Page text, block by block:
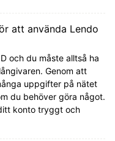
att använda Lendo
och du måste alltså ha
Genom att
uppgifter på nätet
du behöver göra något.
konto tryggt och